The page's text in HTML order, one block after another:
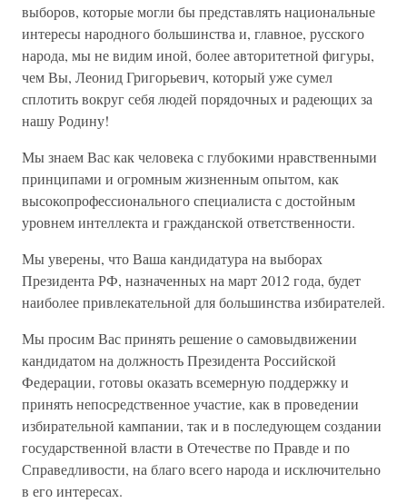
выборов, которые могли бы представлять национальные
интересы народного большинства и, главное, русского
народа, мы не видим иной, более авторитетной фигуры,
чем Вы, Леонид Григорьевич, который уже сумел
сплотить вокруг себя людей порядочных и радеющих за
нашу Родину!
Мы знаем Вас как человека с глубокими нравственными
принципами и огромным жизненным опытом, как
высокопрофессионального специалиста с достойным
уровнем интеллекта и гражданской ответственности.
Мы уверены, что Ваша кандидатура на выборах
Президента РФ, назначенных на март 2012 года, будет
наиболее привлекательной для большинства избирателей.
Мы просим Вас принять решение о самовыдвижении
кандидатом на должность Президента Российской
Федерации, готовы оказать всемерную поддержку и
принять непосредственное участие, как в проведении
избирательной кампании, так и в последующем создании
государственной власти в Отечестве по Правде и по
Справедливости, на благо всего народа и исключительно
в его интересах.